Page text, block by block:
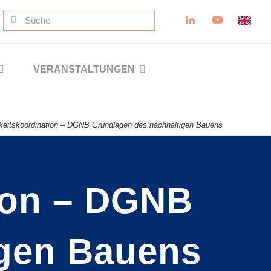
Suche
VERANSTALTUNGEN
– DGNB Grundlagen des nachhaltigen Bauens
– DGNB
Bauens